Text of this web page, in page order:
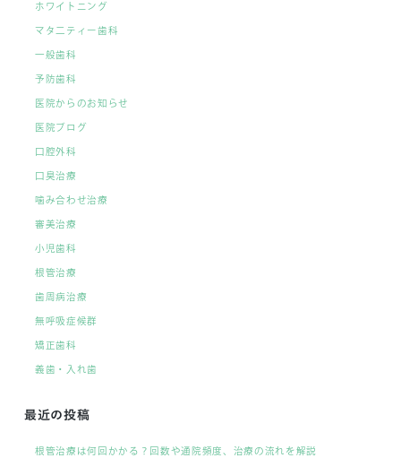
ホワイトニング
マタ二ティー歯科
一般歯科
予防歯科
医院からのお知らせ
医院ブログ
口腔外科
口臭治療
噛み合わせ治療
審美治療
小児歯科
根管治療
歯周病治療
無呼吸症候群
矯正歯科
義歯・入れ歯
最近の投稿
根管治療は何回かかる？回数や通院頻度、治療の流れを解説